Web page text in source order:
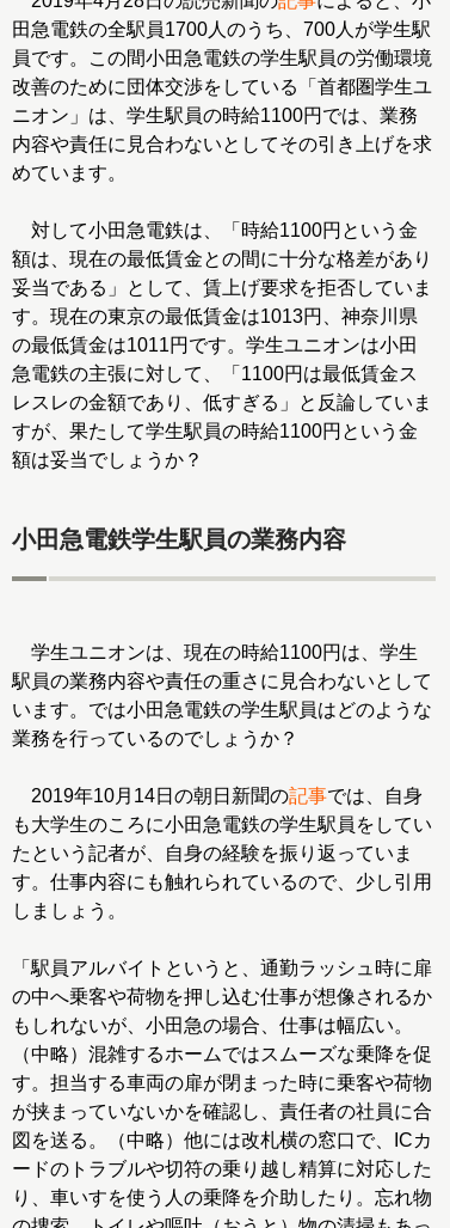
田急電鉄の全駅員1700人のうち、700人が学生駅
員です。この間小田急電鉄の学生駅員の労働環境
改善のために団体交渉をしている「首都圏学生ユ
ニオン」は、学生駅員の時給1100円では、業務
内容や責任に見合わないとしてその引き上げを求
めています。
対して小田急電鉄は、「時給1100円という金
額は、現在の最低賃金との間に十分な格差があり
妥当である」として、賃上げ要求を拒否していま
す。現在の東京の最低賃金は1013円、神奈川県
の最低賃金は1011円です。学生ユニオンは小田
急電鉄の主張に対して、「1100円は最低賃金ス
レスレの金額であり、低すぎる」と反論していま
すが、果たして学生駅員の時給1100円という金
額は妥当でしょうか？
小田急電鉄学生駅員の業務内容
学生ユニオンは、現在の時給1100円は、学生
駅員の業務内容や責任の重さに見合わないとして
います。では小田急電鉄の学生駅員はどのような
業務を行っているのでしょうか？
2019年10月14日の朝日新聞の記事では、自身
も大学生のころに小田急電鉄の学生駅員をしてい
たという記者が、自身の経験を振り返っていま
す。仕事内容にも触れられているので、少し引用
しましょう。
「駅員アルバイトというと、通勤ラッシュ時に扉
の中へ乗客や荷物を押し込む仕事が想像されるか
もしれないが、小田急の場合、仕事は幅広い。
（中略）混雑するホームではスムーズな乗降を促
す。担当する車両の扉が閉まった時に乗客や荷物
が挟まっていないかを確認し、責任者の社員に合
図を送る。（中略）他には改札横の窓口で、ICカ
ードのトラブルや切符の乗り越し精算に対応した
り、車いすを使う人の乗降を介助したり。忘れ物